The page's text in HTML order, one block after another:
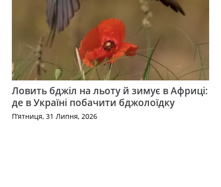
Ловить бджіл на льоту й зимує в Африці:
де в Україні побачити бджолоїдку
П’ятниця, 31 Липня, 2026